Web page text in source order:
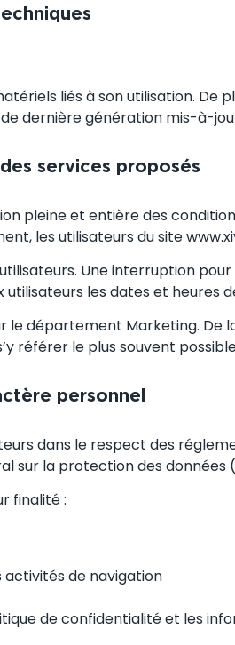
liés à son utilisation. De
dernière génération mis-à-
services proposés
pleine et entière des
les utilisateurs du site
Une interruption
les dates et heures
le département Marketing.
référer le plus souvent
personnel
dans le respect des
la protection des données
finalité :
activités de navigation
de confidentialité et les